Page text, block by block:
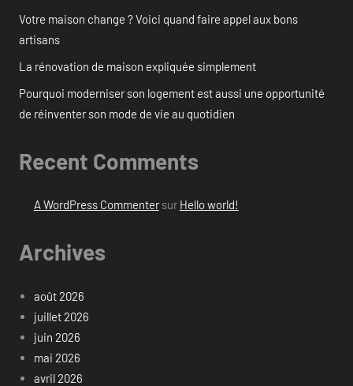
Votre maison change ? Voici quand faire appel aux bons
artisans
La rénovation de maison expliquée simplement
Pourquoi moderniser son logement est aussi une opportunité
de réinventer son mode de vie au quotidien
Recent Comments
A WordPress Commentersur Hello world!
Archives
août 2026
juillet 2026
juin 2026
mai 2026
avril 2026